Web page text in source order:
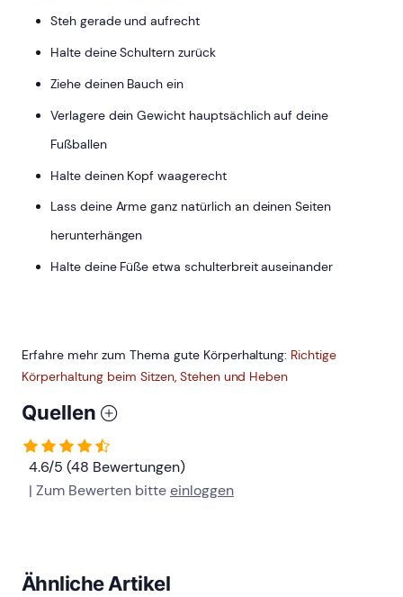
Steh gerade und aufrecht
Halte deine Schultern zurück
Ziehe deinen Bauch ein
Verlagere dein Gewicht hauptsächlich auf deine
Fußballen
Halte deinen Kopf waagerecht
Lass deine Arme ganz natürlich an deinen Seiten
herunterhängen
Halte deine Füße etwa schulterbreit auseinander
Erfahre mehr zum Thema gute Körperhaltung: Richtige
Körperhaltung beim Sitzen, Stehen und Heben
Quellen
4.6/5 (48 Bewertungen)
| Zum Bewerten bitteeinloggen
Ähnliche Artikel